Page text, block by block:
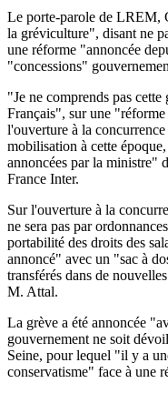
Le porte-parole de LREM,
la gréviculture", disant ne
une réforme "annoncée
"concessions"
"Je ne comprends pas
Français", sur une
l'ouverture à la
mobilisation à cette
annoncées par la ministre"
France Inter.
Sur l'ouverture à la
ne sera pas par
portabilité des droits des
annoncé" avec un "sac à
transférés dans de
M. Attal.
La grève a été annoncée
gouvernement ne soit
Seine, pour lequel "il y a
conservatisme" face à une